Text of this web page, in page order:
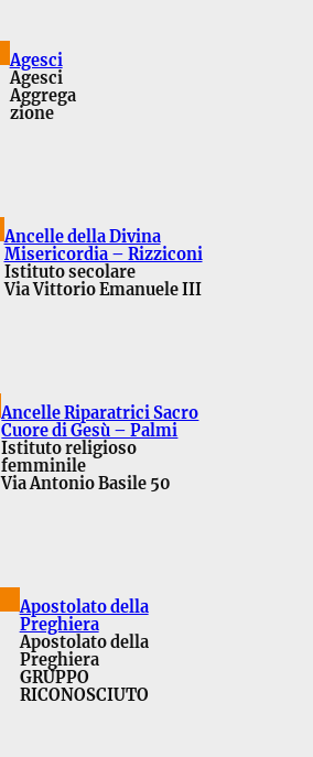
Agesci
Agesci
Aggrega
zione
Ancelle della Divina
Misericordia – Rizziconi
Istituto secolare
Via Vittorio Emanuele III
Ancelle Riparatrici Sacro
Cuore di Gesù – Palmi
Istituto religioso
femminile
Via Antonio Basile 50
Apostolato della
Preghiera
Apostolato della
Preghiera
GRUPPO
RICONOSCIUTO